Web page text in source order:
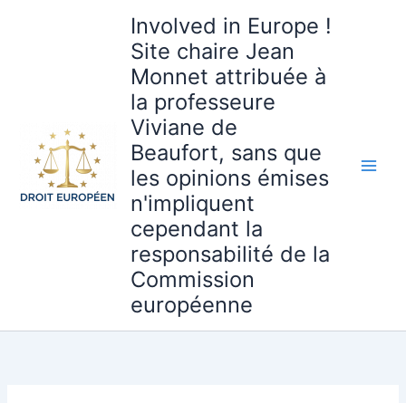
Involved in Europe !
Site chaire Jean
Monnet attribuée à
la professeure
Viviane de
Beaufort, sans que
les opinions émises
n'impliquent
cependant la
responsabilité de la
Commission
européenne